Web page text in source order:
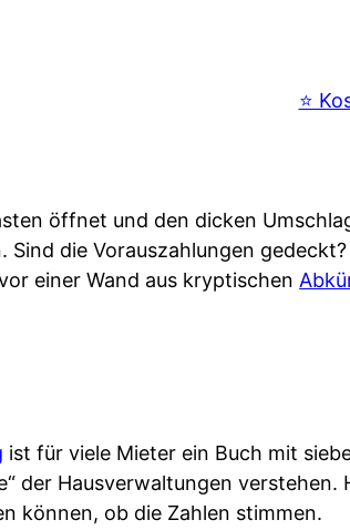
⭐️
öffnet und den dicken
Sind die Vorauszahlungen
einer Wand aus kryptischen
ist für viele Mieter ein Buch mit
der Hausverwaltungen
können, ob die Zahlen stimmen.